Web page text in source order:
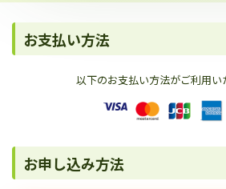
お支払い方法
以下のお支払い方法がご利用い
お申し込み方法